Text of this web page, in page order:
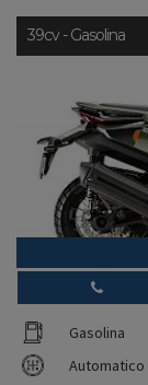
39cv - Gasolina
Gasolina
Automatico